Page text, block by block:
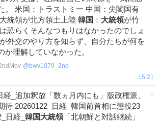
。 米国：トラストミー 中国：尖閣国有
統領が北方領土上陸 韓国 ： 大統領が竹
恐らくそんなつもりはなかったのでしょ
外交のやり方を知らず、自分たちが何を
か理解していなかった。
@bwv1079_2nd
15:21
経_追加釈放「数ヵ月内にも」版政権派、
待 20260122_日経_韓国前首相に懲役23
日経_ 韓国大統領 「北朝鮮と対話継続」